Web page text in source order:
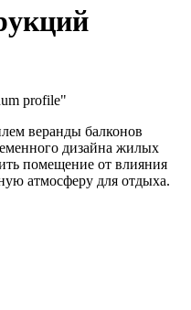
веранды балконов
дизайна жилых
помещение от влияния
атмосферу для отдыха.